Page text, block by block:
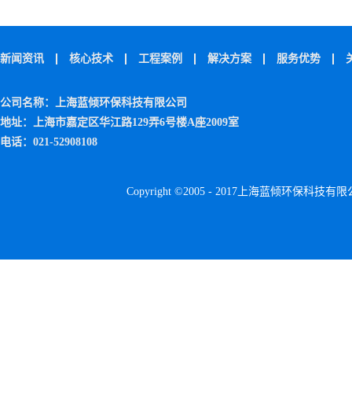
新闻资讯 核心技术 工程案例 解决方案 服务优势
公司名称：上海蓝倾环保科技有限公司
地址：上海市嘉定区华江路129弄6号楼A座2009室
电话：021-52908108
Copyright ©2005 - 2017上海蓝倾环保科技有限